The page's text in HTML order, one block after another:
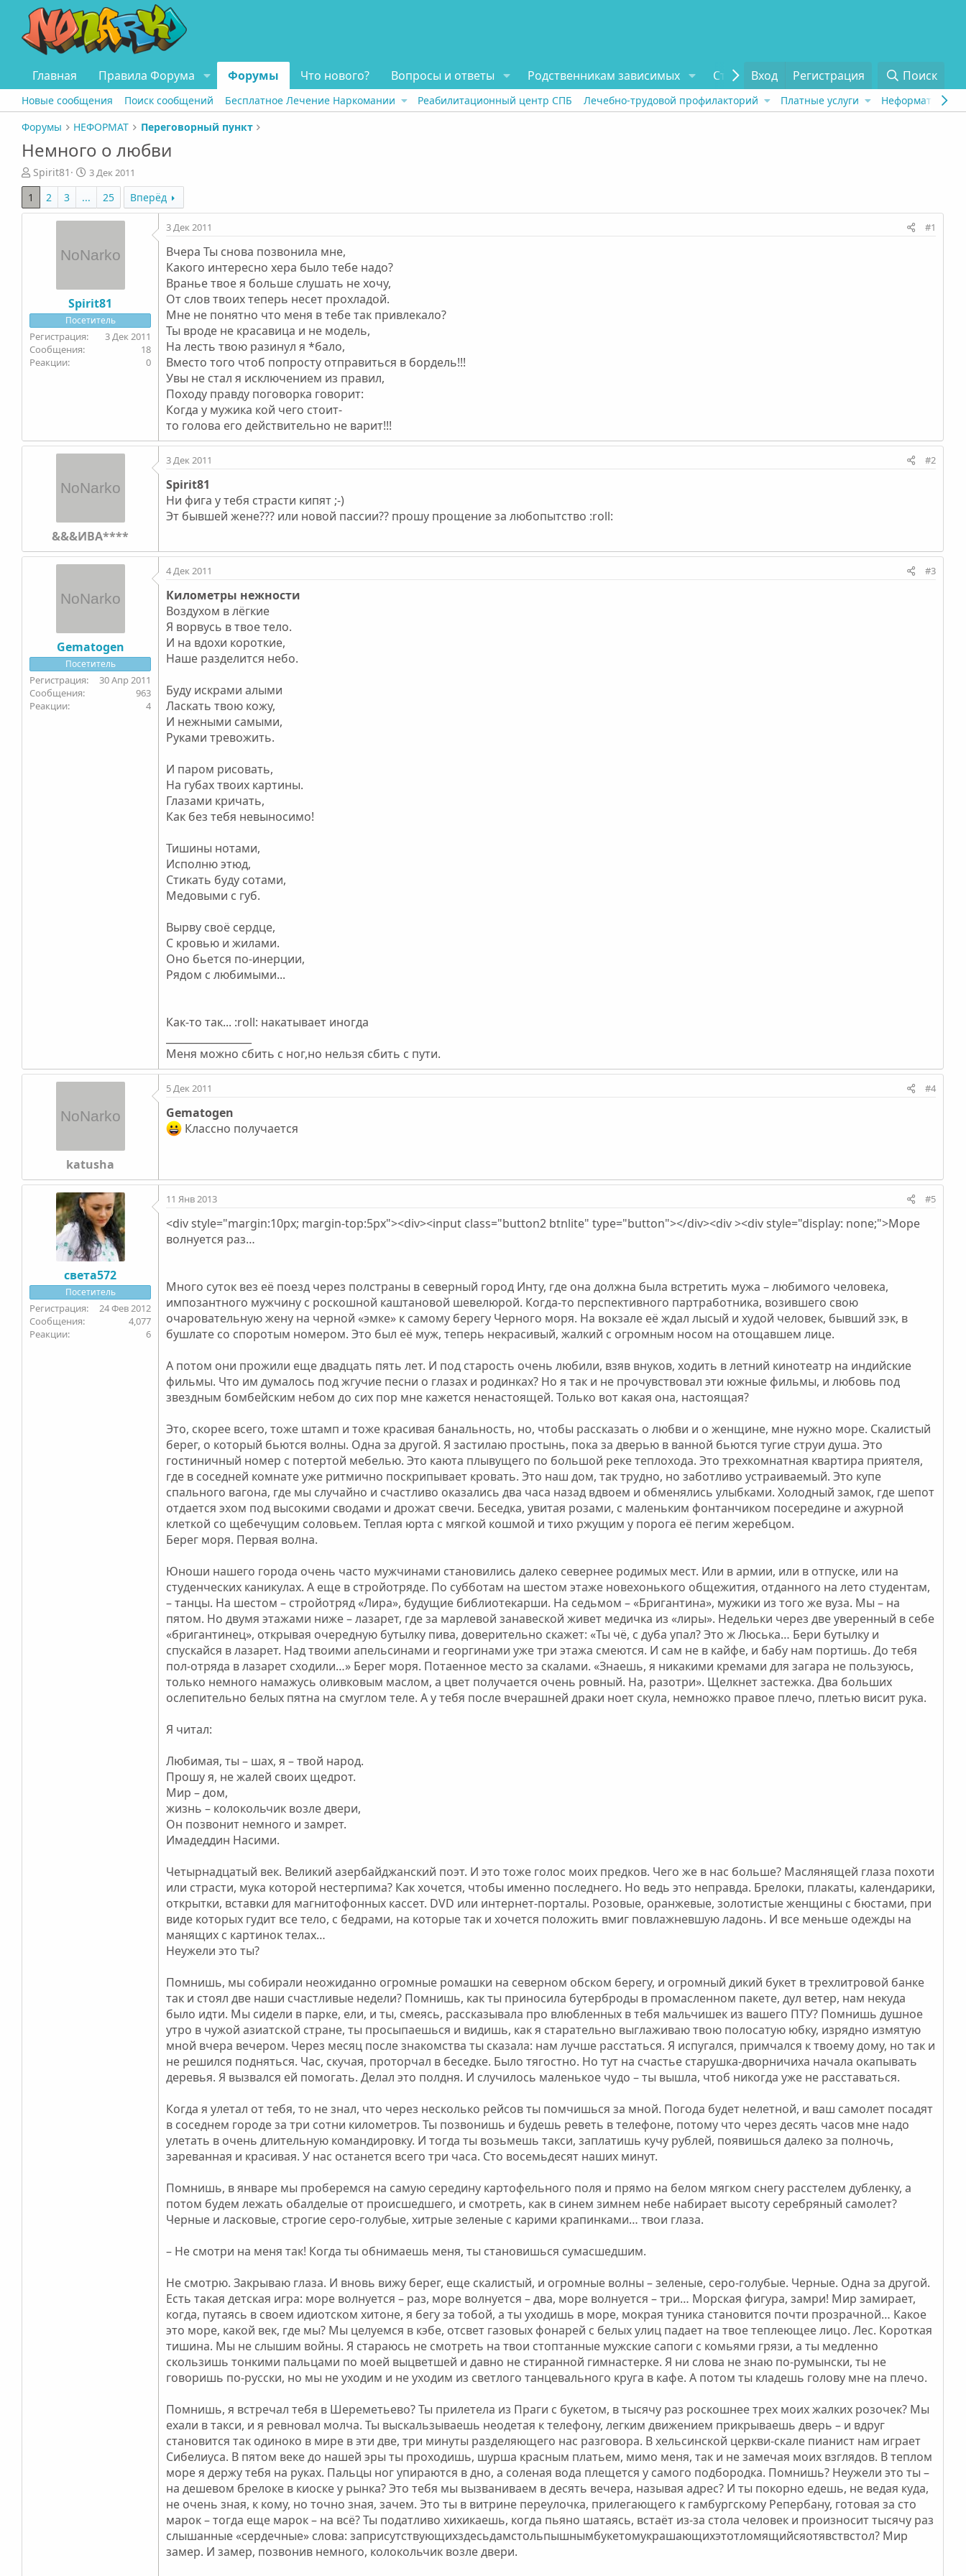
Главная Правила Форума Форумы Что нового? Вопросы и ответы Родственникам зависимых Статьи Отзывы О проекте
Вход Регистрация Поиск
Новые сообщения Поиск сообщений Бесплатное Лечение Наркомании Реабилитационный центр СПБ Лечебно-трудовой профилакторий Платные услуги Неформат
Форумы
НЕФОРМАТ Переговорный пункт
Немного о любви
А
в
о
Spirit81
Д
а
т
а
ч
а
3 Дек 2011
1 2 3 ... 25 Вперёд
Spirit81
Посетитель
3 Дек 2011
18
0
3 Дек 2011 #1
Вчера Ты снова позвонила мне,
Какого интересно хера было тебе надо?
Вранье твое я больше слушать не хочу,
От слов твоих теперь несет прохладой.
Мне не понятно что меня в тебе так привлекало?
Ты вроде не красавица и не модель,
На лесть твою разинул я *бало,
Вместо того чтоб попросту отправиться в бордель!!!
Увы не стал я исключением из правил,
Походу правду поговорка говорит:
Когда у мужика кой чего стоит-
то голова его действительно не варит!!!
&&&ИВА****
3 Дек 2011 #2
Spirit81
Ни фига у тебя страсти кипят ;-)
Эт бывшей жене??? или новой пассии?? прошу прощение за любопытство :roll:
Gematogen
Посетитель
30 Апр 2011
963
4
4 Дек 2011 #3
Километры нежности
Воздухом в лёгкие
Я ворвусь в твое тело.
И на вдохи короткие,
Наше разделится небо.
Буду искрами алыми
Ласкать твою кожу,
И нежными самыми,
Руками тревожить.
И паром рисовать,
На губах твоих картины.
Глазами кричать,
Как без тебя невыносимо!
Тишины нотами,
Исполню этюд,
Стикать буду сотами,
Медовыми с губ.
Вырву своё сердце,
С кровью и жилами.
Оно бьется по-инерции,
Рядом с любимыми...
Как-то так... :roll: накатывает иногда
Меня можно сбить с ног,но нельзя сбить с пути.
katusha
5 Дек 2011 #4
Gematogen
Классно получается
света572
Посетитель
24 Фев 2012
4,077
6
11 Янв 2013 #5
<div style="margin:10px; margin-top:5px"><div><input class="button2 btnlite" type="button"></div><div ><div style="display: none;">Море
волнуется раз…
Много суток вез её поезд через полстраны в северный город Инту, где она должна была встретить мужа – любимого человека,
импозантного мужчину с роскошной каштановой шевелюрой. Когда-то перспективного партработника, возившего свою
очаровательную жену на черной «эмке» к самому берегу Черного моря. На вокзале её ждал лысый и худой человек, бывший зэк, в
бушлате со споротым номером. Это был её муж, теперь некрасивый, жалкий с огромным носом на отощавшем лице.
А потом они прожили еще двадцать пять лет. И под старость очень любили, взяв внуков, ходить в летний кинотеатр на индийские
фильмы. Что им думалось под жгучие песни о глазах и родинках? Но я так и не прочувствовал эти южные фильмы, и любовь под
звездным бомбейским небом до сих пор мне кажется ненастоящей. Только вот какая она, настоящая?
Это, скорее всего, тоже штамп и тоже красивая банальность, но, чтобы рассказать о любви и о женщине, мне нужно море. Скалистый
берег, о который бьются волны. Одна за другой. Я застилаю простынь, пока за дверью в ванной бьются тугие струи душа. Это
гостиничный номер с потертой мебелью. Это каюта плывущего по большой реке теплохода. Это трехкомнатная квартира приятеля,
где в соседней комнате уже ритмично поскрипывает кровать. Это наш дом, так трудно, но заботливо устраиваемый. Это купе
спального вагона, где мы случайно и счастливо оказались два часа назад вдвоем и обменялись улыбками. Холодный замок, где шепот
отдается эхом под высокими сводами и дрожат свечи. Беседка, увитая розами, с маленьким фонтанчиком посередине и ажурной
клеткой со щебечущим соловьем. Теплая юрта с мягкой кошмой и тихо ржущим у порога её пегим жеребцом.
Берег моря. Первая волна.
Юноши нашего города очень часто мужчинами становились далеко севернее родимых мест. Или в армии, или в отпуске, или на
студенческих каникулах. А еще в стройотряде. По субботам на шестом этаже новехонького общежития, отданного на лето студентам,
– танцы. На шестом – стройотряд «Лира», будущие библиотекарши. На седьмом – «Бригантина», мужики из того же вуза. Мы – на
пятом. Но двумя этажами ниже – лазарет, где за марлевой занавеской живет медичка из «лиры». Недельки через две уверенный в себе
«бригантинец», открывая очередную бутылку пива, доверительно скажет: «Ты чё, с дуба упал? Это ж Люська… Бери бутылку и
спускайся в лазарет. Над твоими апельсинами и георгинами уже три этажа смеются. И сам не в кайфе, и бабу нам портишь. До тебя
пол-отряда в лазарет сходили…» Берег моря. Потаенное место за скалами. «Знаешь, я никакими кремами для загара не пользуюсь,
только немного намажусь оливковым маслом, а цвет получается очень ровный. На, разотри». Щелкнет застежка. Два больших
ослепительно белых пятна на смуглом теле. А у тебя после вчерашней драки ноет скула, немножко правое плечо, плетью висит рука.
Я читал:
Любимая, ты – шах, я – твой народ.
Прошу я, не жалей своих щедрот.
Мир – дом,
жизнь – колокольчик возле двери,
Он позвонит немного и замрет.
Имадеддин Насими.
Четырнадцатый век. Великий азербайджанский поэт. И это тоже голос моих предков. Чего же в нас больше? Маслянящей глаза похоти
или страсти, мука которой нестерпима? Как хочется, чтобы именно последнего. Но ведь это неправда. Брелоки, плакаты, календарики,
открытки, вставки для магнитофонных кассет. DVD или интернет-порталы. Розовые, оранжевые, золотистые женщины с бюстами, при
виде которых гудит все тело, с бедрами, на которые так и хочется положить вмиг повлажневшую ладонь. И все меньше одежды на
манящих с картинок телах…
Неужели это ты?
Помнишь, мы собирали неожиданно огромные ромашки на северном обском берегу, и огромный дикий букет в трехлитровой банке
так и стоял две наши счастливые недели? Помнишь, как ты приносила бутерброды в промасленном пакете, дул ветер, нам некуда
было идти. Мы сидели в парке, ели, и ты, смеясь, рассказывала про влюбленных в тебя мальчишек из вашего ПТУ? Помнишь душное
утро в чужой азиатской стране, ты просыпаешься и видишь, как я старательно выглаживаю твою полосатую юбку, изрядно измятую
мной вчера вечером. Через месяц после знакомства ты сказала: нам лучше расстаться. Я испугался, примчался к твоему дому, но так и
не решился подняться. Час, скучая, проторчал в беседке. Было тягостно. Но тут на счастье старушка-дворничиха начала окапывать
деревья. Я вызвался ей помогать. Делал это полдня. И случилось маленькое чудо – ты вышла, чтоб никогда уже не расставаться.
Когда я улетал от тебя, то не знал, что через несколько рейсов ты помчишься за мной. Погода будет нелетной, и ваш самолет посадят
в соседнем городе за три сотни километров. Ты позвонишь и будешь реветь в телефоне, потому что через десять часов мне надо
улетать в очень длительную командировку. И тогда ты возьмешь такси, заплатишь кучу рублей, появишься далеко за полночь,
зареванная и красивая. У нас останется всего три часа. Сто восемьдесят наших минут.
Помнишь, в январе мы проберемся на самую середину картофельного поля и прямо на белом мягком снегу расстелем дубленку, а
потом будем лежать обалделые от происшедшего, и смотреть, как в синем зимнем небе набирает высоту серебряный самолет?
Черные и ласковые, строгие серо-голубые, хитрые зеленые с карими крапинками… твои глаза.
– Не смотри на меня так! Когда ты обнимаешь меня, ты становишься сумасшедшим.
Не смотрю. Закрываю глаза. И вновь вижу берег, еще скалистый, и огромные волны – зеленые, серо-голубые. Черные. Одна за другой.
Есть такая детская игра: море волнуется – раз, море волнуется – два, море волнуется – три… Морская фигура, замри! Мир замирает,
когда, путаясь в своем идиотском хитоне, я бегу за тобой, а ты уходишь в море, мокрая туника становится почти прозрачной… Какое
это море, какой век, где мы? Мы целуемся в кэбе, отсвет газовых фонарей с белых улиц падает на твое теплеющее лицо. Лес. Короткая
тишина. Мы не слышим войны. Я стараюсь не смотреть на твои стоптанные мужские сапоги с комьями грязи, а ты медленно
скользишь тонкими пальцами по моей выцветшей и давно не стиранной гимнастерке. Я ни слова не знаю по-румынски, ты не
говоришь по-русски, но мы не уходим и не уходим из светлого танцевального круга в кафе. А потом ты кладешь голову мне на плечо.
Помнишь, я встречал тебя в Шереметьево? Ты прилетела из Праги с букетом, в тысячу раз роскошнее трех моих жалких розочек? Мы
ехали в такси, и я ревновал молча. Ты выскальзываешь неодетая к телефону, легким движением прикрываешь дверь – и вдруг
становится так одиноко в мире в эти две, три минуты разделяющего нас разговора. В хельсинской церкви-скале пианист нам играет
Сибелиуса. В пятом веке до нашей эры ты проходишь, шурша красным платьем, мимо меня, так и не замечая моих взглядов. В теплом
море я держу тебя на руках. Пальцы ног упираются в дно, а соленая вода плещется у самого подбородка. Помнишь? Неужели это ты –
на дешевом брелоке в киоске у рынка? Это тебя мы вызваниваем в десять вечера, называя адрес? И ты покорно едешь, не ведая куда,
не очень зная, к кому, но точно зная, зачем. Это ты в витрине переулочка, прилегающего к гамбургскому Репербану, готовая за сто
марок – тогда еще марок – на всё? Ты податливо хихикаешь, когда пьяно шатаясь, встаёт из-за стола человек и произносит тысячу раз
слышанные «сердечные» слова: заприсутствующихздесьдамстольпышнымбукетомукрашающихэтотломящийсяотявствстол? Мир
замер. И замер, позвонив немного, колокольчик возле двери.